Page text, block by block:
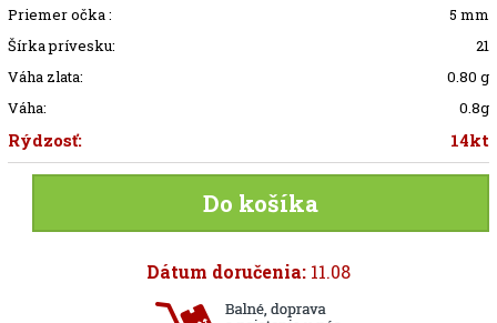
Priemer očka :
5 mm
Šírka prívesku:
21
Váha zlata:
0.80 g
Váha:
0.8g
Rýdzosť: 14kt
Do košíka
Dátum doručenia: 11.08